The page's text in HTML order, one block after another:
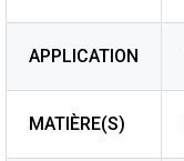
APPLICATION
MATIÈRE(S)